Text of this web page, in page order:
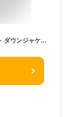
【20%OFFクーポン対象商品】ロングダウンコート ダウンジャケット ロングダウン アウター 上着 ロングコート ファー レディース 50代 40代 30代 ミセス 秋 冬 大きいサイズ 上品 防寒 ロング丈 暖かい 黒 紺 通勤 きれいめ 体型カバー 細見え 即日発送 プレゼント ギフト